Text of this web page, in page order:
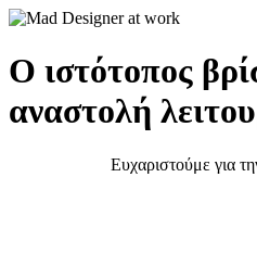
Ο ιστότοπος
αναστολή
Ευχαριστούμε για